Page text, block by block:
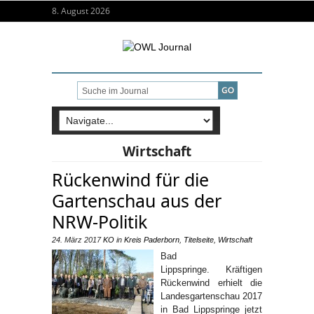
8. August 2026
Wirtschaft
Rückenwind für die
Gartenschau aus der
NRW-Politik
24. März 2017 KO in Kreis Paderborn Titelseite Wirtschaft
Bad
Lippspringe. Kräftigen
Rückenwind erhielt die
Landesgartenschau 2017
in Bad Lippspringe jetzt